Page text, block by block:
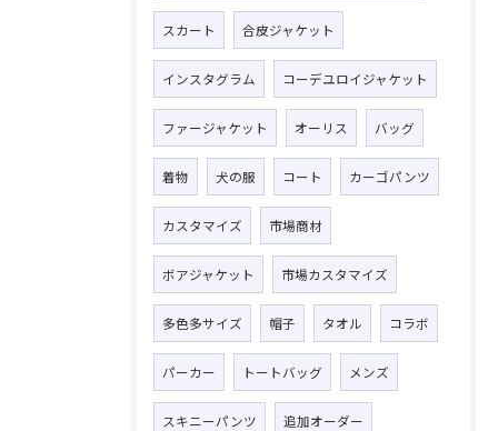
スカート 合皮ジャケット
インスタグラム コーデユロイジャケット
ファージャケット オーリス バッグ
着物 犬の服 コート カーゴパンツ
カスタマイズ 市場商材
ボアジャケット 市場カスタマイズ
多色多サイズ 帽子 タオル コラボ
パーカー トートバッグ メンズ
スキニーパンツ 追加オーダー